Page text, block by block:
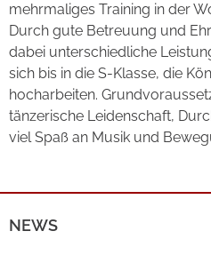
mehrmaliges Training in der
Durch gute Betreuung und
dabei unterschiedliche
sich bis in die S-Klasse, die
hocharbeiten.
tänzerische Leidenschaft,
viel Spaß an Musik und
NEWS